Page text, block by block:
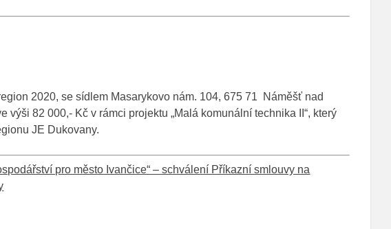
2020, se sídlem Masarykovo nám. 104, 675 71 Náměšť nad
82 000,- Kč v rámci projektu „Malá komunální technika II“, který
JE Dukovany.
pro město Ivančice“ – schválení Příkazní smlouvy na